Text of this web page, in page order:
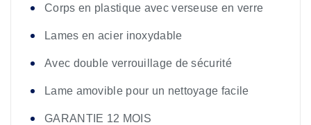
Corps en plastique avec verseuse en verre
Lames en acier inoxydable
Avec double verrouillage de sécurité
Lame amovible pour un nettoyage facile
GARANTIE 12 MOIS